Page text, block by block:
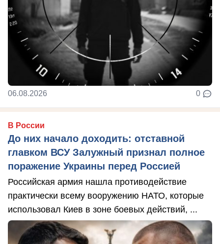
06.08.2026 0
В России
До них начало доходить: отставной
главком ВСУ Залужный признал полное
поражение Украины перед Россией
Российская армия нашла противодействие
практически всему вооружению НАТО, которые
использовал Киев в зоне боевых действий, ...